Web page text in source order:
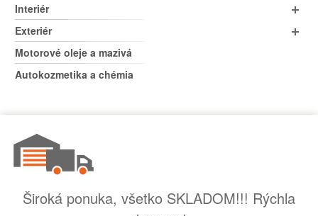
Interiér
Exteriér
Motorové oleje a mazivá
Autokozmetika a chémia
Široká ponuka, všetko SKLADOM!!! Rýchla